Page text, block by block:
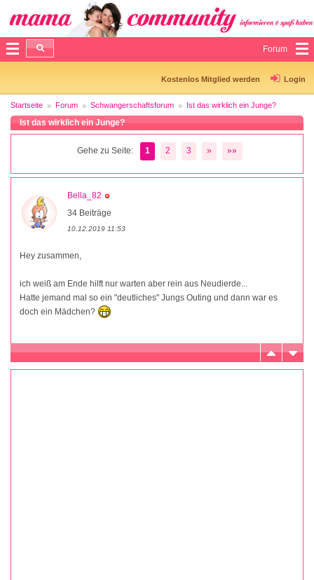
Forum
Kostenlos Mitglied werden Login
Startseite Forum Schwangerschaftsforum Ist das wirklich ein Junge?
Ist das wirklich ein Junge?
Gehe zu Seite: 1 2 3 » »»
Bella_82
34 Beiträge
10.12.2019 11:53
Hey zusammen,
ich weiß am Ende hilft nur warten aber rein aus Neudierde...
Hatte jemand mal so ein "deutliches" Jungs Outing und dann war es
doch ein Mädchen?